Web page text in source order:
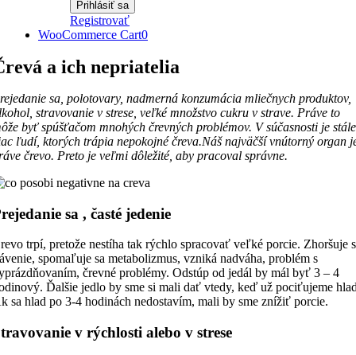
Registrovať
WooCommerce Cart0
a ich nepriatelia
sa, polotovary, nadmerná konzumácia mliečnych produktov,
stravovanie v strese, veľké množstvo cukru v strave. Práve to
byť spúšťačom mnohých črevných problémov. V súčasnosti je stále
ľudí, ktorých trápia nepokojné čreva.Náš najväčší vnútorný organ
črevo. Preto je veľmi dôležité, aby pracoval správne.
sa , časté jedenie
trpí, pretože nestíha tak rýchlo spracovať veľké porcie. Zhoršuje
spomaľuje sa metabolizmus, vzniká nadváha, problém s
črevné problémy. Odstúp od jedál by mál byť 3 – 4
Ďalšie jedlo by sme si mali dať vtedy, keď už pociťujeme
sa hlad po 3-4 hodinách nedostavím, mali by sme znížiť porcie.
v rýchlosti alebo v strese